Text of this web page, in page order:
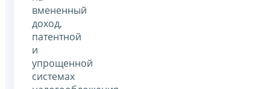
вмененный
доход,
патентной
и
упрощенной
системах